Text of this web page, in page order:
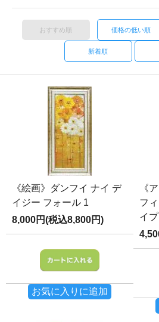
おすすめ順 価格の低い順
新着順
《絵画》ダンフイ ナイ デ
イジー フォール 1
8,000円(税込8,800円)
お気に入りに追加
《
フ
イ